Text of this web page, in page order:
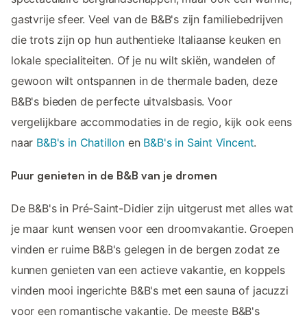
gastvrije sfeer. Veel van de B&B's zijn familiebedrijven
die trots zijn op hun authentieke Italiaanse keuken en
lokale specialiteiten. Of je nu wilt skiën, wandelen of
gewoon wilt ontspannen in de thermale baden, deze
B&B's bieden de perfecte uitvalsbasis. Voor
vergelijkbare accommodaties in de regio, kijk ook eens
naar B&B's in Chatillonen B&B's in Saint Vincent.
Puur genieten in de B&B van je dromen
De B&B's in Pré-Saint-Didier zijn uitgerust met alles wat
je maar kunt wensen voor een droomvakantie. Groepen
vinden er ruime B&B's gelegen in de bergen zodat ze
kunnen genieten van een actieve vakantie, en koppels
vinden mooi ingerichte B&B's met een sauna of jacuzzi
voor een romantische vakantie. De meeste B&B's